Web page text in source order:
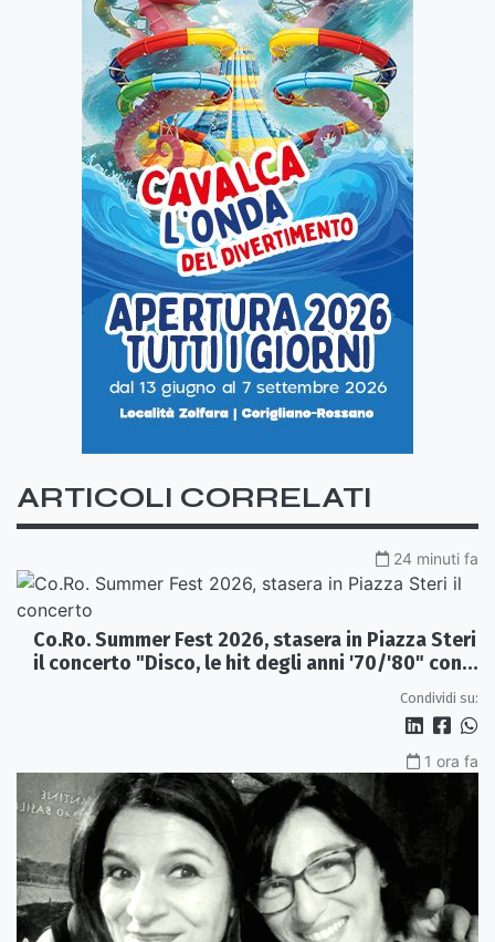
ARTICOLI CORRELATI
24 minuti fa
Co.Ro. Summer Fest 2026, stasera in Piazza Steri
il concerto "Disco, le hit degli anni '70/'80" con
Condividi su:
1 ora fa